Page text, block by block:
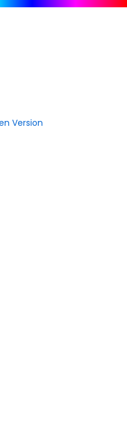
Version